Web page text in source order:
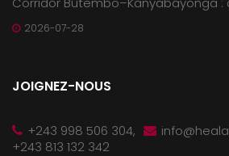
2026-07-28
JOIGNEZ-NOUS
+243 998 506 304,
+243 813 132 342